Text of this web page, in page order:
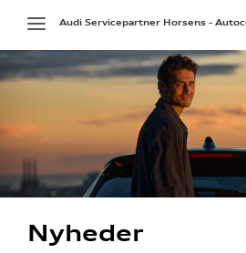
Toggle
navigation
Audi Servicepartner Horsens -
Nyheder